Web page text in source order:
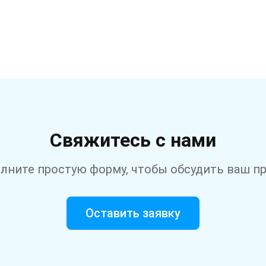
Свяжитесь с нами
простую форму, чтобы обсудить ваш
Оставить заявку